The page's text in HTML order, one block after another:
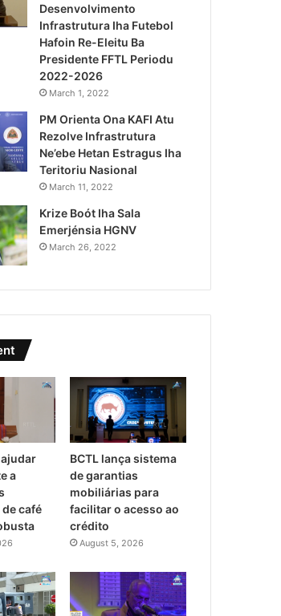
Siberseguransa Ajuda
Autór Kriminozu
Estranjeiru
Desenvolvimento
Infrastrutura Iha Futebol
Hafoin Re-Eleitu Ba
Presidente FFTL Periodu
2022-2026
March 1, 2022
PM Orienta Ona KAFI Atu
Rezolve Infrastrutura
Ne’ebe Hetan Estragus Iha
Teritoriu Nasional
March 11, 2022
Krize Boót Iha Sala
Emerjénsia HGNV
March 26, 2022
a
café
BCTL lança sistema
de garantias
mobiliárias para
facilitar o acesso ao
crédito
August 5, 2026